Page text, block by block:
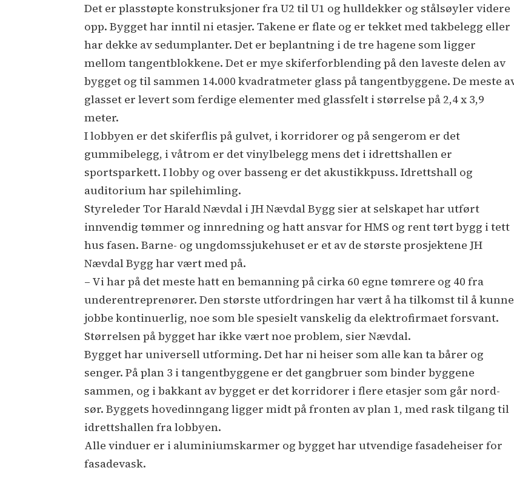
Det er plasstøpte konstruksjoner fra U2 til U1 og hulldekker og stålsøyler videre
opp. Bygget har inntil ni etasjer. Takene er flate og er tekket med takbelegg eller
har dekke av sedumplanter. Det er beplantning i de tre hagene som ligger
mellom tangentblokkene. Det er mye skiferforblending på den laveste delen av
bygget og til sammen 14.000 kvadratmeter glass på tangentbyggene. De meste
glasset er levert som ferdige elementer med glassfelt i størrelse på 2,4 x 3,9
meter.
I lobbyen er det skiferflis på gulvet, i korridorer og på sengerom er det
gummibelegg, i våtrom er det vinylbelegg mens det i idrettshallen er
sportsparkett. I lobby og over basseng er det akustikkpuss. Idrettshall og
auditorium har spilehimling.
Styreleder Tor Harald Nævdal i JH Nævdal Bygg sier at selskapet har utført
innvendig tømmer og innredning og hatt ansvar for HMS og rent tørt bygg i tett
hus fasen. Barne- og ungdomssjukehuset er et av de største prosjektene JH
Nævdal Bygg har vært med på.
– Vi har på det meste hatt en bemanning på cirka 60 egne tømrere og 40 fra
underentreprenører. Den største utfordringen har vært å ha tilkomst til å kunne
jobbe kontinuerlig, noe som ble spesielt vanskelig da elektrofirmaet forsvant.
Størrelsen på bygget har ikke vært noe problem, sier Nævdal.
Bygget har universell utforming. Det har ni heiser som alle kan ta bårer og
senger. På plan 3 i tangentbyggene er det gangbruer som binder byggene
sammen, og i bakkant av bygget er det korridorer i flere etasjer som går nord-
sør. Byggets hovedinngang ligger midt på fronten av plan 1, med rask tilgang til
idrettshallen fra lobbyen.
Alle vinduer er i aluminiumskarmer og bygget har utvendige fasadeheiser for
fasadevask.